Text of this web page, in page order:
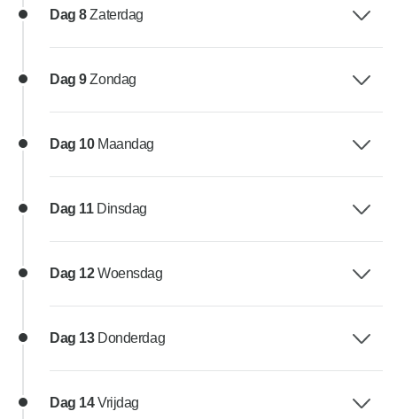
Dag 8Zaterdag
Dag 9Zondag
Dag 10 Maandag
Dag 11 Dinsdag
Dag 12Woensdag
Dag 13 Donderdag
Dag 14Vrijdag